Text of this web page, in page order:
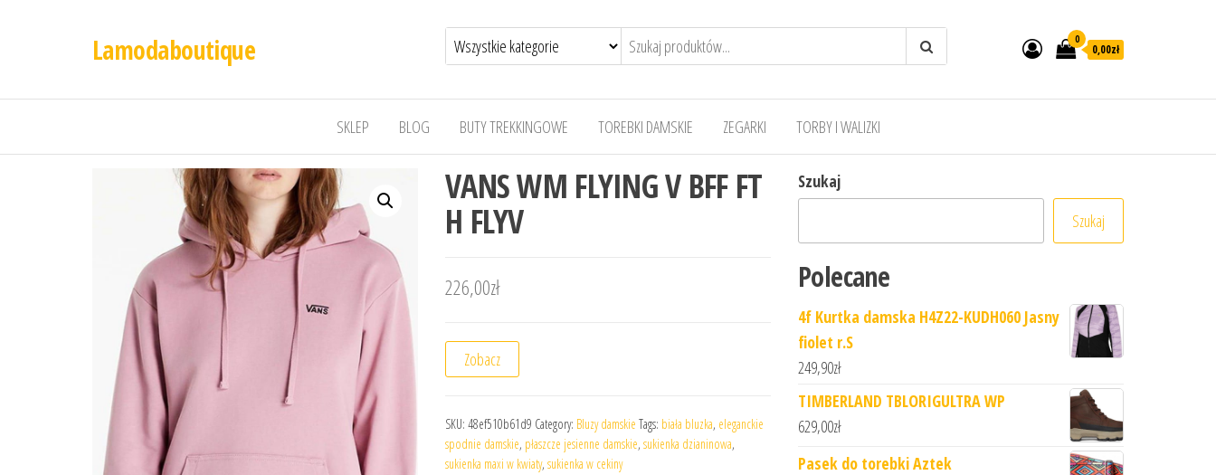
Lamodaboutique 0
0,00zł
SKLEP BLOG BUTY TREKKINGOWE TOREBKI DAMSKIE ZEGARKI TORBY I WALIZKI
VANS WM FLYING V BFF FT
H FLYV
226,00zł
Zobacz
SKU: 48ef510b61d9 Category: Bluzy damskie Tags: biała bluzka, eleganckie
spodnie damskie, płaszcze jesienne damskie, sukienka dzianinowa,
sukienka maxi w kwiaty, sukienka w cekiny
Szukaj
Szukaj
Polecane
4f Kurtka damska H4Z22-KUDH060 Jasny
fiolet r.S
249,90zł
TIMBERLAND TBLORIGULTRA WP
629,00zł
Pasek do torebki Aztek